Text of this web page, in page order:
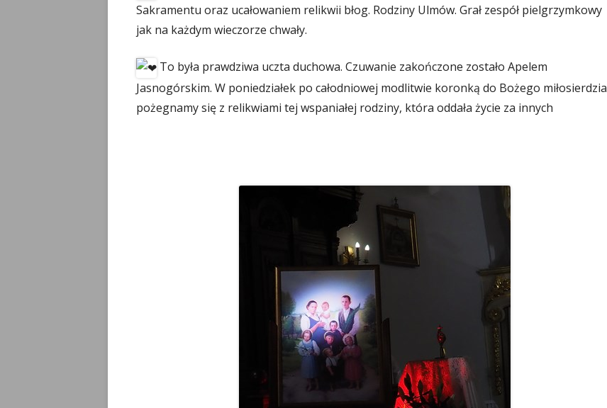
Sakramentu oraz ucałowaniem relikwii błog. Rodziny Ulmów. Grał zespół pielgrzymkowy
jak na każdym wieczorze chwały.
To była prawdziwa uczta duchowa. Czuwanie zakończone zostało Apelem
Jasnogórskim. W poniedziałek po całodniowej modlitwie koronką do Bożego miłosierdzia
pożegnamy się z relikwiami tej wspaniałej rodziny, która oddała życie za innych